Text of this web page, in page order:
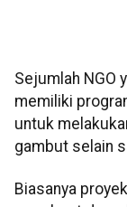
Sejumlah NGO
memiliki
untuk
gambut selain
Biasanya